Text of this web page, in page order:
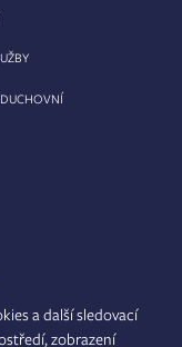
a další sledovací
zobrazení